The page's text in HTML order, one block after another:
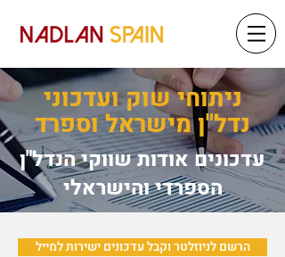
ניתוחי שוק ועדכוני
נדל"ן מישראל וספרד
עדכונים אודות שווקי הנדל"ן
הספרדי והישראלי
הרשם לניוזלטר וקבל עדכונים ישירות למייל